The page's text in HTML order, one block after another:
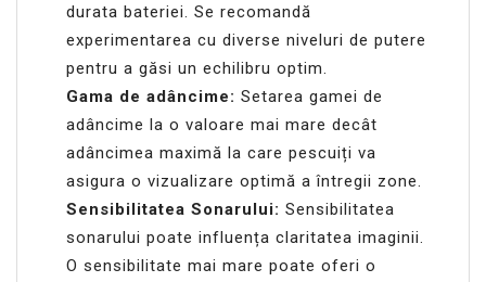
durata bateriei. Se recomandă
experimentarea cu diverse niveluri de putere
pentru a găsi un echilibru optim.
Gama de adâncime: Setarea gamei de
adâncime la o valoare mai mare decât
adâncimea maximă la care pescuiți va
asigura o vizualizare optimă a întregii zone.
Sensibilitatea Sonarului: Sensibilitatea
sonarului poate influența claritatea imaginii.
O sensibilitate mai mare poate oferi o